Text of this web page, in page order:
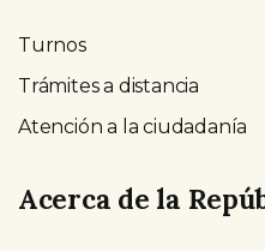
Turnos
Trámites a distancia
Atención a la ciudadanía
Acerca de la